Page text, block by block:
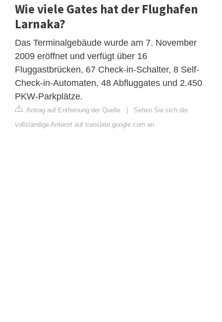
Wie viele Gates hat der Flughafen
Larnaka?
Das Terminalgebäude wurde am 7. November
2009 eröffnet und verfügt über 16
Fluggastbrücken, 67 Check-in-Schalter, 8 Self-
Check-in-Automaten, 48 Abfluggates und 2.450
PKW-Parkplätze.
Antrag auf Entfernung der Quelle | Sehen Sie sich die
vollständige Antwort auf translate.google.com an